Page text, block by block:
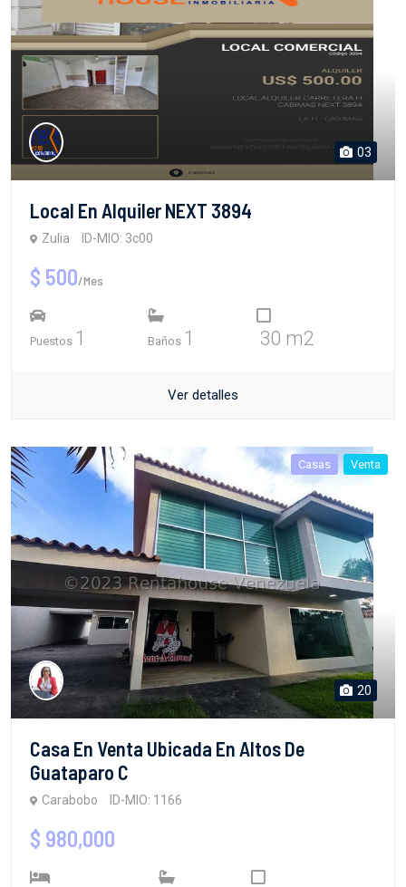
03
Local En Alquiler NEXT 3894
Zulia ID-MIO: 3c00
$ 500/Mes
Puestos 1 Baños 1 30 m2
Ver detalles
Casas Venta
20
Casa En Venta Ubicada En Altos De
Guataparo C
Carabobo ID-MIO: 1166
$ 980,000